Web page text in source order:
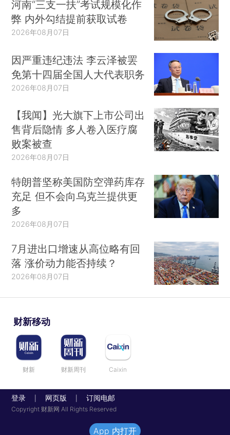
河南“三支一扶”考试规模化作
弊 内外勾结提前获取试卷
2026年08月07日
因严重违纪违法 李云泽被罢
免第十四届全国人大代表职务
2026年08月07日
【我闻】光大旗下上市公司出
售背后隐情 多人卷入医疗腐
败案被查
2026年08月07日
特朗普坚称美国防空弹药库存
充足 但不会向乌克兰提供更
多
2026年08月07日
7月进出口增速从高位略有回
落 涨价动力能否持续？
2026年08月07日
财新移动
财新 财新周刊 Caixin
登录 网页版 订阅电邮
Copyright 财新网 All Rights Reserved
App 内打开